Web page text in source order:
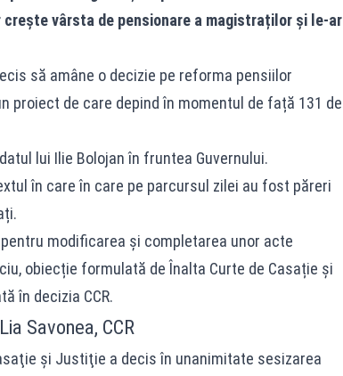
crește vârsta de pensionare a magistraților și le-ar
să amâne o decizie pe reforma pensiilor
proiect de care depind în momentul de față 131 de
lui Ilie Bolojan în fruntea Guvernului.
în care în care pe parcursul zilei au fost păreri
modificarea și completarea unor acte
obiecție formulată de Înalta Curte de Casație și
în decizia CCR.
Savonea, CCR
şi Justiţie a decis în unanimitate sesizarea